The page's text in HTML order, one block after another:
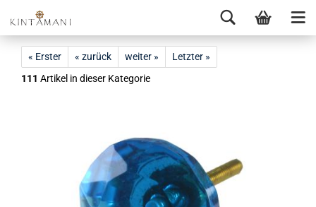
« Erster « zurück weiter »
Letzter »
111 Artikel in dieser Kategorie